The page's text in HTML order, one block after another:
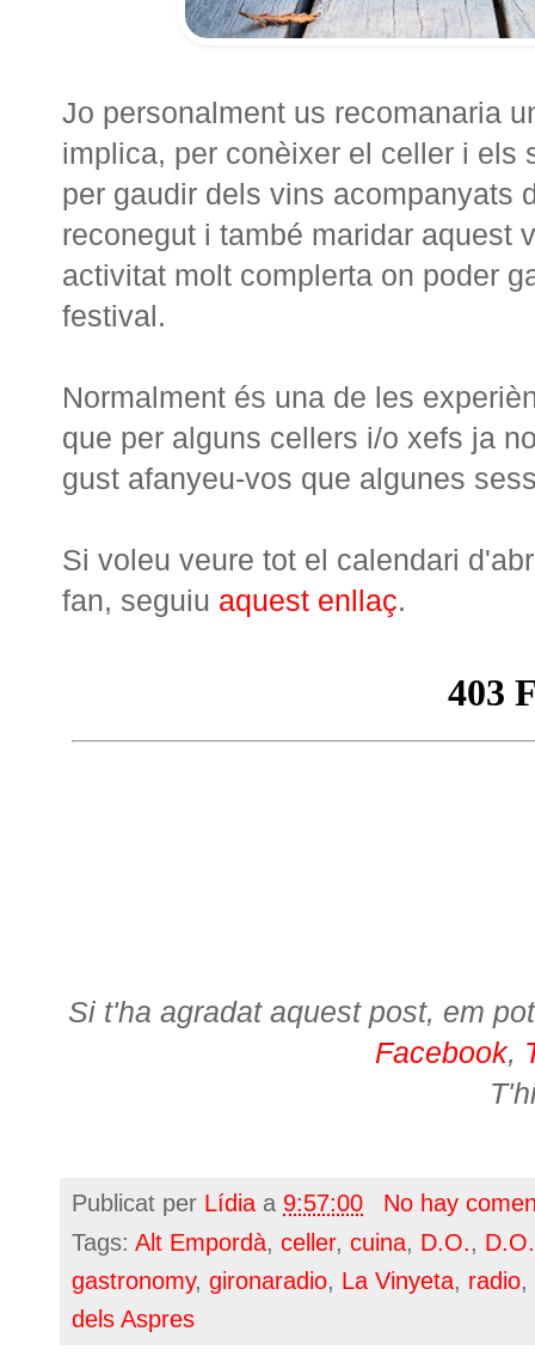
Jo personalment us recomanaria
implica, per conèixer el celler i els
per gaudir dels vins acompanyats
reconegut i també maridar aquest
activitat molt complerta on poder
festival.
Normalment és una de les
que per alguns cellers i/o xefs ja
gust afanyeu-vos que algunes
Si voleu veure tot el calendari
fan, seguiu aquest enllaç.
Si t'ha agradat aquest post, em
Facebook,
Publicat per Lídia a 9:57:00
No hay
Tags: Alt Empordà, celler, cuina, D.O.,
gastronomy, gironaradio, La Vinyeta, radio,
dels Aspres